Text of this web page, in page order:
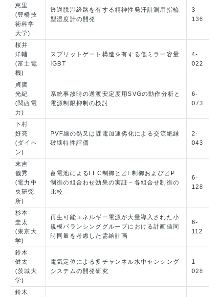
恵里
(豊橋技
術科学
大学)
透過脱湿経路を有する精神性発汗計測用指輪
型湿度計の開発
3-
136
桜井
洋輔
(富士電
機)
スプリットゲート構造を有する低ミラー容量
IGBT
4-
022
貞廣
光紀
(関西電
力)
系統事故時の過渡安定度用SVGの動作分析と
電源制限抑制の検討
6-
073
下村
好亮
(ダイヘ
ン)
PVF線の熱又は課電加速劣化による交流絶縁
破壊特性評価
2-
043
末吉
儀秀
(電力中
央研究
所)
蓄電池によるLFC制御と⊿F制御および⊿P
制御の組合わせ効果の実証－各組合せ制御の
比較－
6-
128
杉本
圭太
(東京大
学)
再生可能エネルギー電源が大量導入された小
規模バランシンググループにおける計画値同
時同量を考慮した需給計画
6-
112
鈴木
健太
(茨城大
学)
電気定位による多チャンネル水中センシング
システムの開発研究
1-
028
鈴木